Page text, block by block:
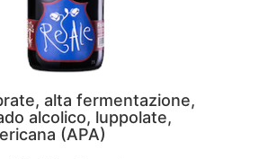
alta fermentazione,
alcolico, luppolate,
(APA)